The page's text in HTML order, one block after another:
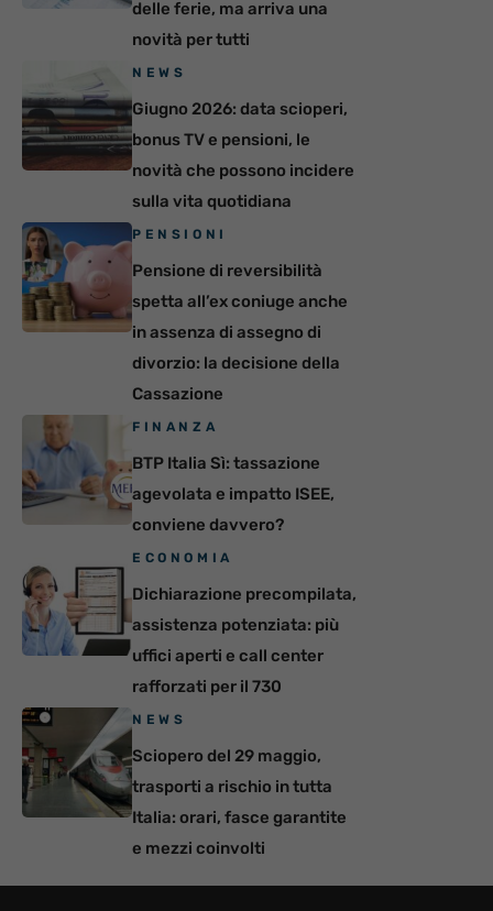
delle ferie, ma arriva una
novità per tutti
NEWS
Giugno 2026: data scioperi,
bonus TV e pensioni, le
novità che possono incidere
sulla vita quotidiana
PENSIONI
Pensione di reversibilità
spetta all’ex coniuge anche
in assenza di assegno di
divorzio: la decisione della
Cassazione
FINANZA
BTP Italia Sì: tassazione
agevolata e impatto ISEE,
conviene davvero?
ECONOMIA
Dichiarazione precompilata,
assistenza potenziata: più
uffici aperti e call center
rafforzati per il 730
NEWS
Sciopero del 29 maggio,
trasporti a rischio in tutta
Italia: orari, fasce garantite
e mezzi coinvolti